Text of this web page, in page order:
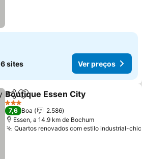
6 sites Ver preços
PartilharAdicionar aos favoritos
Boutique Essen City
3 Estrelas
7,6 Boa
2.586
Essen, a 14.9 km de Bochum
Quartos renovados com estilo industrial-chic